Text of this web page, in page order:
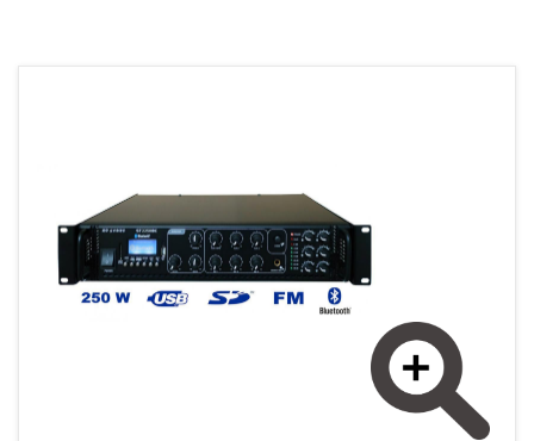
ČESKY (CZ)
MAGYAR (HU)
POLSKY (PL)
REGISTRÁCIA
PRIHLÁSENIE
ÚVODNÁ STRÁNKA